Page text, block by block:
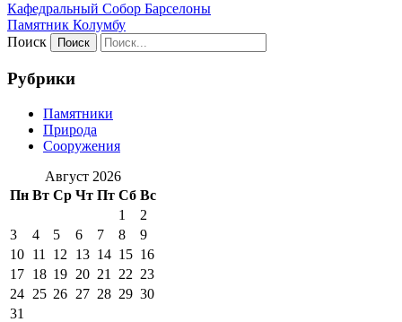
Кафeдрaльный Собор Барселоны
Пaмятник Колумбу
Поиск
Рубрики
Памятники
Природа
Сооружения
Август 2026
Пн Вт Ср Чт Пт Сб Вс
1
2
3
4 5 6 7 8
9
10 11 12 13 14 15 16
17 18 19 20 21 22 23
24 25 26 27 28 29 30
31